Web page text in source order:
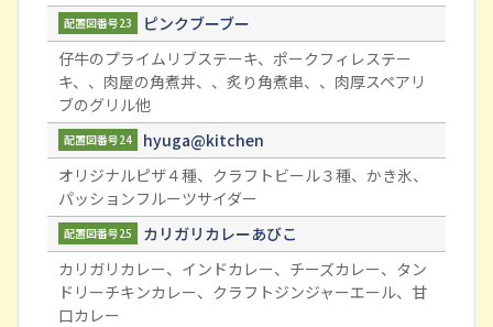
配置図番号23
ピンクブーブー
仔牛のプライムリブステーキ、ポークフィレステー
キ、、肉屋の角煮丼、、炙り角煮串、、肉厚スペアリ
ブのグリル他
配置図番号24
hyuga@kitchen
オリジナルピザ４種、クラフトビール３種、かき氷、
パッションフルーツサイダー
配置図番号25
カリガリカレーあびこ
カリガリカレー、インドカレー、チーズカレー、タン
ドリーチキンカレー、クラフトジンジャーエール、甘
口カレー